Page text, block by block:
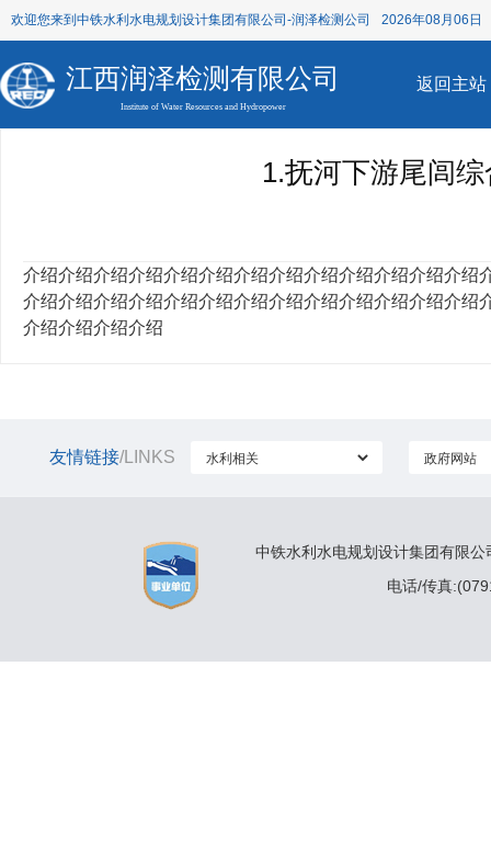
欢迎您来到中铁水利水电规划设计集团有限公司-润泽检测公司 2026年08月06日
江西润泽检测有限公司
Institute of Water Resources and Hydropower
返回主站
1.抚河下游尾闾
介绍介绍介绍介绍介绍介绍介绍介绍介绍介绍介绍介绍介
介绍介绍介绍介绍介绍介绍介绍介绍介绍介绍介绍介绍介
介绍介绍介绍介绍
友情链接/LINKS
中铁水利水电规划设计集团有限
电话/传真